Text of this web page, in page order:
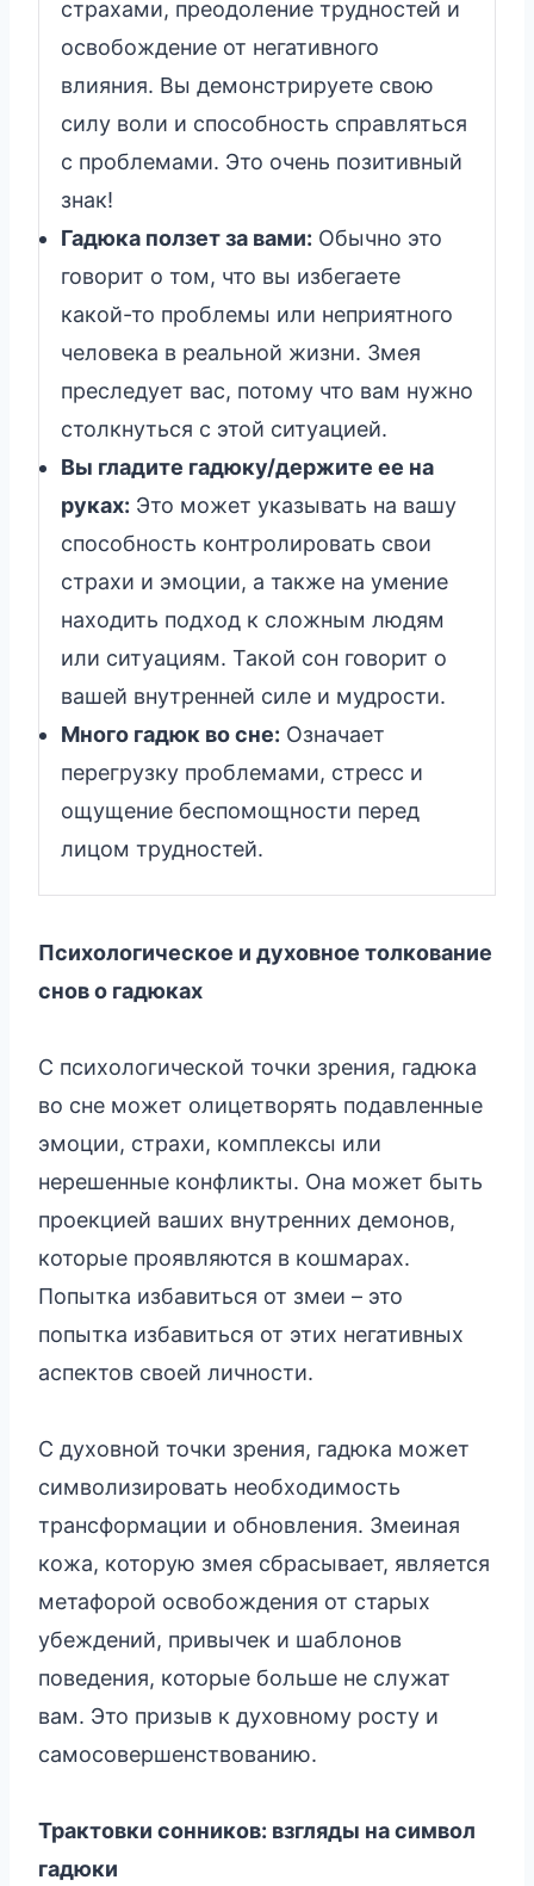
страхами, преодоление трудностей и
освобождение от негативного
влияния. Вы демонстрируете свою
силу воли и способность справляться
с проблемами. Это очень позитивный
знак!
Гадюка ползет за вами: Обычно это
говорит о том, что вы избегаете
какой-то проблемы или неприятного
человека в реальной жизни. Змея
преследует вас, потому что вам нужно
столкнуться с этой ситуацией.
Вы гладите гадюку/держите ее на
руках: Это может указывать на вашу
способность контролировать свои
страхи и эмоции, а также на умение
находить подход к сложным людям
или ситуациям. Такой сон говорит о
вашей внутренней силе и мудрости.
Много гадюк во сне: Означает
перегрузку проблемами, стресс и
ощущение беспомощности перед
лицом трудностей.
Психологическое и духовное толкование
снов о гадюках
С психологической точки зрения, гадюка
во сне может олицетворять подавленные
эмоции, страхи, комплексы или
нерешенные конфликты. Она может быть
проекцией ваших внутренних демонов,
которые проявляются в кошмарах.
Попытка избавиться от змеи – это
попытка избавиться от этих негативных
аспектов своей личности.
С духовной точки зрения, гадюка может
символизировать необходимость
трансформации и обновления. Змеиная
кожа, которую змея сбрасывает, является
метафорой освобождения от старых
убеждений, привычек и шаблонов
поведения, которые больше не служат
вам. Это призыв к духовному росту и
самосовершенствованию.
Трактовки сонников: взгляды на символ
гадюки